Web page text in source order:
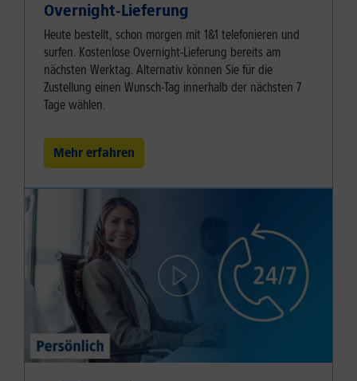
Overnight-Lieferung
Heute bestellt, schon morgen mit 1&1 telefonieren und
surfen. Kostenlose Overnight-Lieferung bereits am
nächsten Werktag. Alternativ können Sie für die
Zustellung einen Wunsch-Tag innerhalb der nächsten 7
Tage wählen.
Mehr erfahren